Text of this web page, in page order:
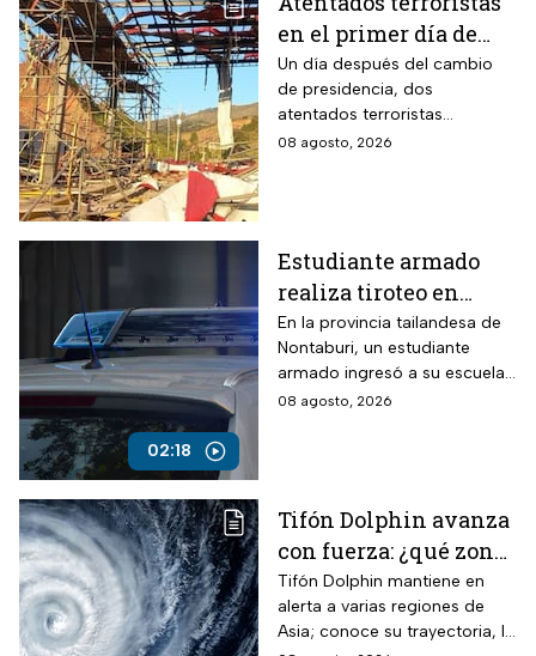
en el primer día de
presidencia de
Abelardo De la
Espriella en Colombia
Un día después del cambio
de presidencia, dos
atentados terroristas
ocurrieron en Colombia
08 agosto, 2026
02:18
Estudiante armado
realiza tiroteo en
escuela de Tailandia
En la provincia tailandesa de
Nontaburi, un estudiante
armado ingresó a su escuela
y abrió fuego contra
08 agosto, 2026
Tifón Dolphin avanza
con fuerza: ¿qué zonas
están en alerta?
Tifón Dolphin mantiene en
alerta a varias regiones de
Asia; conoce su trayectoria, la